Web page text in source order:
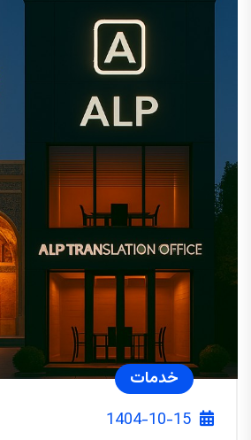
خدمات
1404-10-15